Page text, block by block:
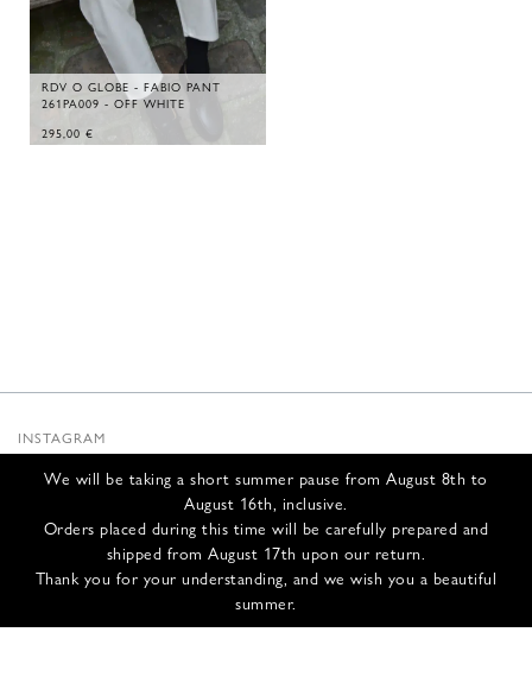
We will be taking a short summer pause from August 8th to
August 16th, inclusive.
Orders placed during this time will be carefully prepared and
shipped from August 17th upon our return.
Thank you for your understanding, and we wish you a beautiful
summer.
RDV O GLOBE - FABIO PANT
261PA009 - OFF WHITE
295,00 €
INSTAGRAM
INFOS
NOUS CONTACTER
EXPÉDITION ET RETOURS